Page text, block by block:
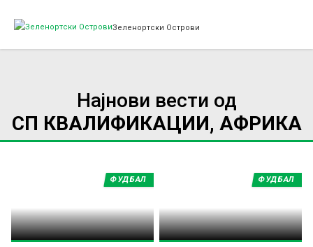
Зеленортски Острови
Најнови вести од
СП КВАЛИФИКАЦИИ, АФРИКА
ФУДБАЛ ФУДБАЛ